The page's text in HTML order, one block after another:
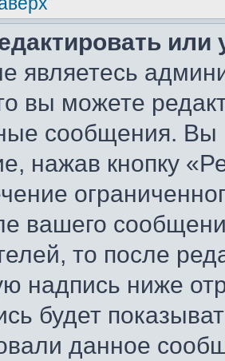
являетесь
вы можете
сообщения. Вы
нажав кнопку
вашего
то после
надпись ниже
будет
данное